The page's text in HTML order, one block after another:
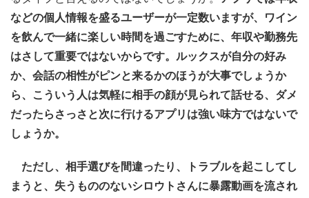
などの個人情報を盛るユーザーが一定数いますが、ワイン
を飲んで一緒に楽しい時間を過ごすために、年収や勤務先
はさして重要ではないからです。ルックスが自分の好み
か、会話の相性がピンと来るかのほうが大事でしょうか
ら、こういう人は気軽に相手の顔が見られて話せる、ダメ
だったらさっさと次に行けるアプリは強い味方ではないで
しょうか。
ただし、相手選びを間違ったり、トラブルを起こしてし
まうと、失うもののないシロウトさんに暴露動画を流され